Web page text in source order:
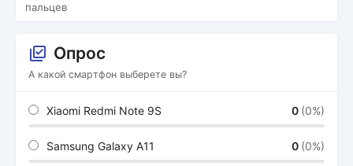
пальцев
Опрос
А какой смартфон выберете вы?
Xiaomi Redmi Note 9S 0 (0%)
Samsung Galaxy A11 0 (0%)